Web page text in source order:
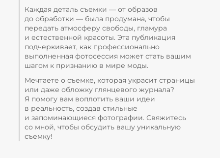
Каждая деталь съемки — от образов
до обработки — была продумана, чтобы
передать атмосферу свободы, гламура
и естественной красоты. Эта публикация
подчеркивает, как профессионально
выполненная фотосессия может стать вашим
шагом к признанию в мире моды.
Мечтаете о съемке, которая украсит страницы
или даже обложку глянцевого журнала?
Я помогу вам воплотить ваши идеи
в реальность, создав стильные
и запоминающиеся фотографии. Свяжитесь
со мной, чтобы обсудить вашу уникальную
съемку!